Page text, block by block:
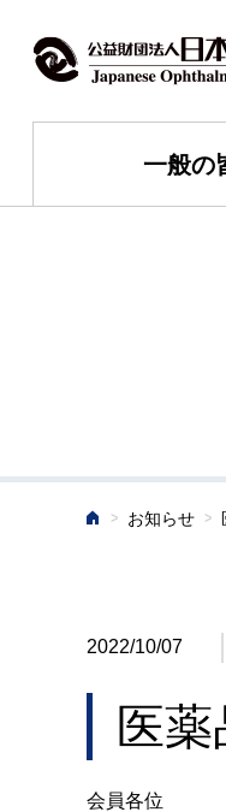
一般の
ホーム
> お知らせ >
2022/10/07
医
会員各位